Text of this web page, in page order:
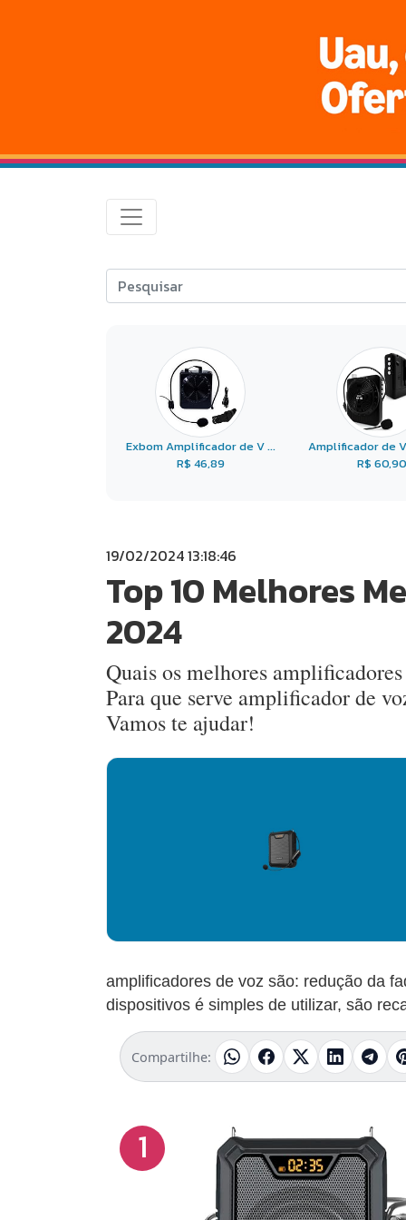
Exbom Amplificador de V ...
R$ 46,89
Amplificador de
R$ 60,90
19/02/2024 13:18:46
Top 10 Melhores
2024
Quais os melhores
Para que serve amplificador de
Vamos te ajudar!
amplificadores de voz são: redução da
dispositivos é simples de utilizar, são
Compartilhe:
1